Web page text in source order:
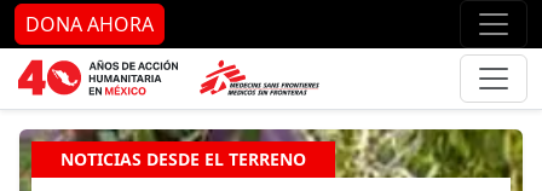
Ir al contenido principal Ir
DONA AHORA
NOTICIAS DESDE EL TERRENO